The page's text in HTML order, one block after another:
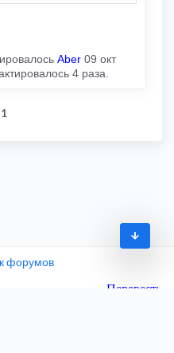
Aber 09 окт
4 раза.
1
форумов